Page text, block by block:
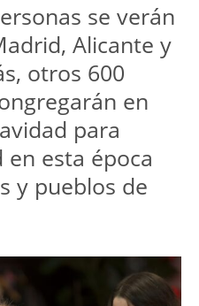
se verán
Alicante y
otros 600
en
para
esta época
y pueblos de